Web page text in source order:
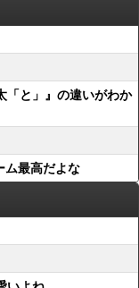
「と」』の違いがわか
ム最高だよな